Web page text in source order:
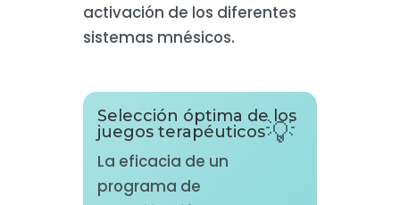
activación de los diferentes
sistemas mnésicos.
Selección óptima de los
juegos terapéuticos
La eficacia de un
programa de